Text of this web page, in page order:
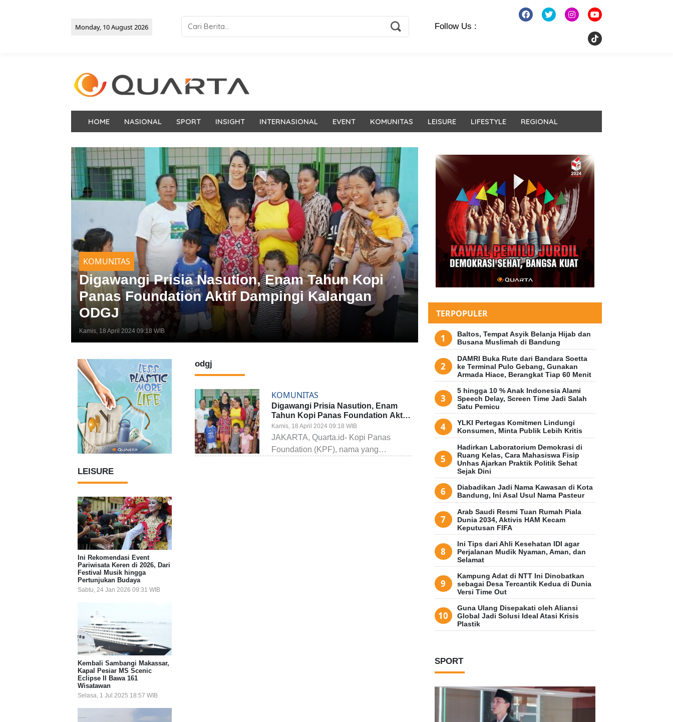
Monday, 10 August 2026 Follow Us :
HOME NASIONAL SPORT INSIGHT INTERNASIONAL EVENT KOMUNITAS LEISURE LIFESTYLE REGIONAL
KOMUNITAS
Digawangi Prisia Nasution, Enam Tahun Kopi
Panas Foundation Aktif Dampingi Kalangan
ODGJ
Kamis, 18 April 2024 09:18 WIB
LEISURE
Ini Rekomendasi Event
Pariwisata Keren di 2026, Dari
Festival Musik hingga
Pertunjukan Budaya
Sabtu, 24 Jan 2026 09:31 WIB
Kembali Sambangi Makassar,
Kapal Pesiar MS Scenic
Eclipse II Bawa 161
Wisatawan
Selasa, 1 Jul 2025 18:57 WIB
odgj
KOMUNITAS
Digawangi Prisia Nasution, Enam
Tahun Kopi Panas Foundation Aktif
Dampingi Kalangan ODGJ
Kamis, 18 April 2024 09:18 WIB
JAKARTA, Quarta.id- Kopi Panas
Foundation (KPF), nama yang…
TERPOPULER
Baltos, Tempat Asyik Belanja Hijab dan
Busana Muslimah di Bandung
DAMRI Buka Rute dari Bandara Soetta
ke Terminal Pulo Gebang, Gunakan
Armada Hiace, Berangkat Tiap 60 Menit
5 hingga 10 % Anak Indonesia Alami
Speech Delay, Screen Time Jadi Salah
Satu Pemicu
YLKI Pertegas Komitmen Lindungi
Konsumen, Minta Publik Lebih Kritis
Hadirkan Laboratorium Demokrasi di
Ruang Kelas, Cara Mahasiswa Fisip
Unhas Ajarkan Praktik Politik Sehat
Sejak Dini
Diabadikan Jadi Nama Kawasan di Kota
Bandung, Ini Asal Usul Nama Pasteur
Arab Saudi Resmi Tuan Rumah Piala
Dunia 2034, Aktivis HAM Kecam
Keputusan FIFA
Ini Tips dari Ahli Kesehatan IDI agar
Perjalanan Mudik Nyaman, Aman, dan
Selamat
Kampung Adat di NTT Ini Dinobatkan
sebagai Desa Tercantik Kedua di Dunia
Versi Time Out
Guna Ulang Disepakati oleh Aliansi
Global Jadi Solusi Ideal Atasi Krisis
Plastik
SPORT